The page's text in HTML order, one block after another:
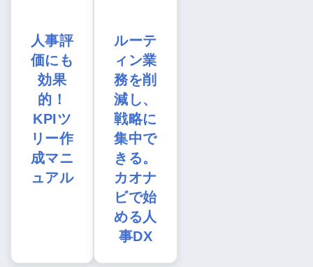
人事評
価にも
効果
的！
KPIツ
リー作
成マニ
ュアル
ルーテ
ィン業
務を削
減し、
戦略に
集中で
きる。
カオナ
ビで始
める人
事DX